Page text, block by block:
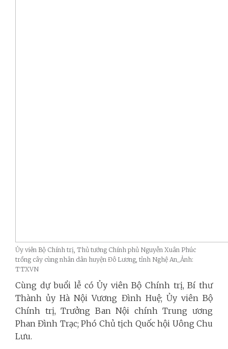
Ủy viên Bộ Chính trị, Thủ tướng Chính phủ Nguyễn Xuân Phúc
trồng cây cùng nhân dân huyện Đô Lương, tỉnh Nghệ An_Ảnh:
TTXVN
Cùng dự buổi lễ có Ủy viên Bộ Chính trị, Bí thư
Thành ủy Hà Nội Vương Đình Huệ; Ủy viên Bộ
Chính trị, Trưởng Ban Nội chính Trung ương
Phan Đình Trạc; Phó Chủ tịch Quốc hội Uông Chu
Lưu.